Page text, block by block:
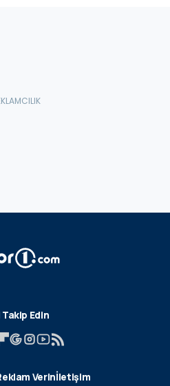
Edin
Verinİletişim